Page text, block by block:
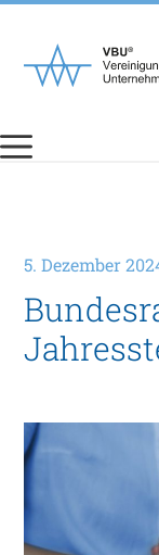
springen
5. Dezember